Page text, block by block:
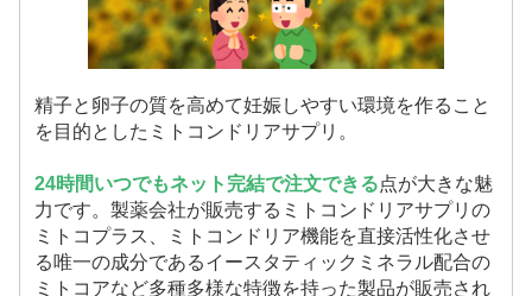
精子と卵子の質を高めて妊娠しやすい環境を作ること
を目的としたミトコンドリアサプリ。
24時間いつでもネット完結で注文できる点が大きな魅
力です。製薬会社が販売するミトコンドリアサプリの
ミトコプラス、ミトコンドリア機能を直接活性化させ
る唯一の成分であるイースタティックミネラル配合の
ミトコアなど多種多様な特徴を持った製品が販売され